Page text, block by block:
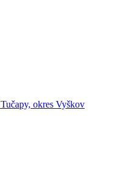
Tučapy, okres Vyškov